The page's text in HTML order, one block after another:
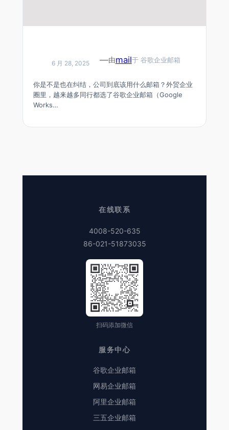
流程&付款全攻略
6 月 28, 2025 —由mail于 谷歌企业邮箱
你是不是也在纠结，公司到底该用什么邮箱？外贸企业
圈里，越来越多同行都选了谷歌企业邮箱（Google
Works…
在线联系
4008-520-635
86-021-51873035
扫码添加微信
服务中心
谷歌企业邮箱
网易企业邮箱
阿里企业邮箱
三五企业邮箱